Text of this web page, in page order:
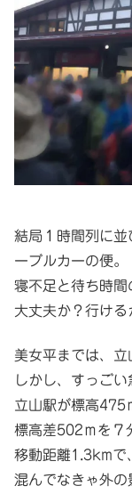
結局１時間列に
ーブルカーの便。
寝不足と待ち時間
大丈夫か？行ける
美女平までは、立
しかし、すっごい
立山駅が標高475
標高差502ｍを７
移動距離1.3kmで
混んでなきゃ外の